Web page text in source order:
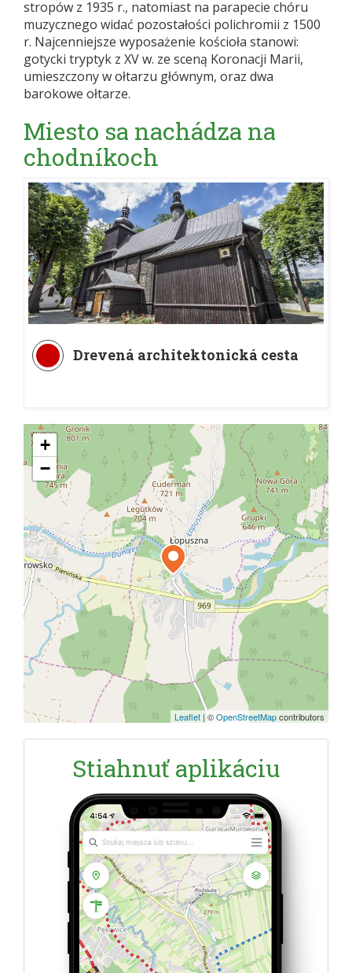
stropów z 1935 r., natomiast na parapecie chóru
muzycznego widać pozostałości polichromii z 1500
r. Najcenniejsze wyposażenie kościoła stanowi:
gotycki tryptyk z XV w. ze sceną Koronacji Marii,
umieszczony w ołtarzu głównym, oraz dwa
barokowe ołtarze.
Miesto sa nachádza na
chodníkoch
Drevená architektonická cesta
+
−
Leaflet |©OpenStreetMapcontributors
Stiahnuť aplikáciu